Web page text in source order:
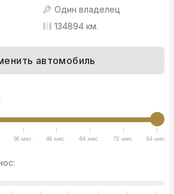
Один владелец
134894 км.
автомобиль
36 мес. 48 мес. 64 мес. 72 мес. 84 мес.